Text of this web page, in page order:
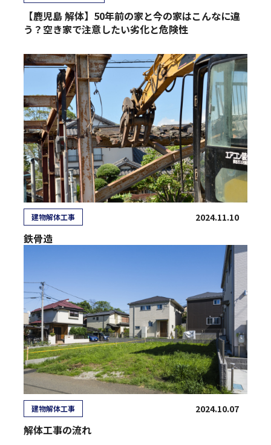
【鹿児島 解体】50年前の家と今の家はこんなに違
う？空き家で注意したい劣化と危険性
建物解体工事 2024.11.10
鉄骨造
建物解体工事 2024.10.07
解体工事の流れ